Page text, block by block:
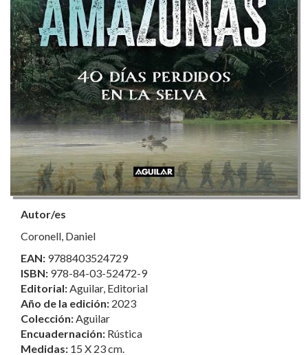
Autor/es
Coronell, Daniel
EAN: 9788403524729
ISBN: 978-84-03-52472-9
Editorial: Aguilar, Editorial
Año de la edición: 2023
Colección: Aguilar
Encuadernación: Rústica
Medidas: 15 X 23 cm.